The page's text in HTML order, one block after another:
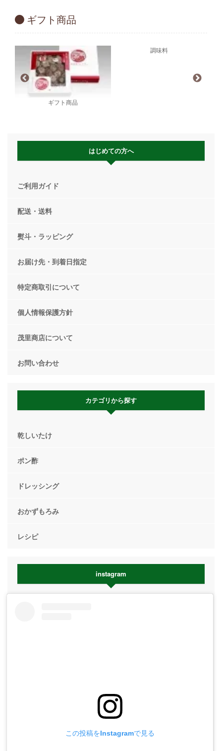
ギフト商品
ギフト商品
調味料
はじめての方へ
ご利用ガイド
配送・送料
熨斗・ラッピング
お届け先・到着日指定
特定商取引について
個人情報保護方針
茂里商店について
お問い合わせ
カテゴリから探す
乾しいたけ
ポン酢
ドレッシング
おかずもろみ
レシピ
instagram
この投稿をInstagramで見る